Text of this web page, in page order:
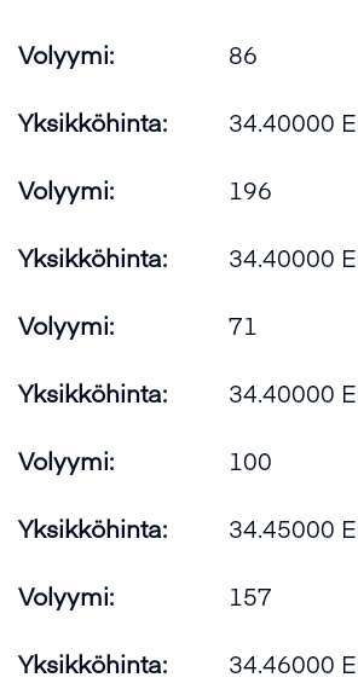
Volyymi: 86
Yksikköhinta: 34.40000
Volyymi: 196
Yksikköhinta: 34.40000
Volyymi: 71
Yksikköhinta: 34.40000
Volyymi: 100
Yksikköhinta: 34.45000
Volyymi: 157
Yksikköhinta: 34.46000